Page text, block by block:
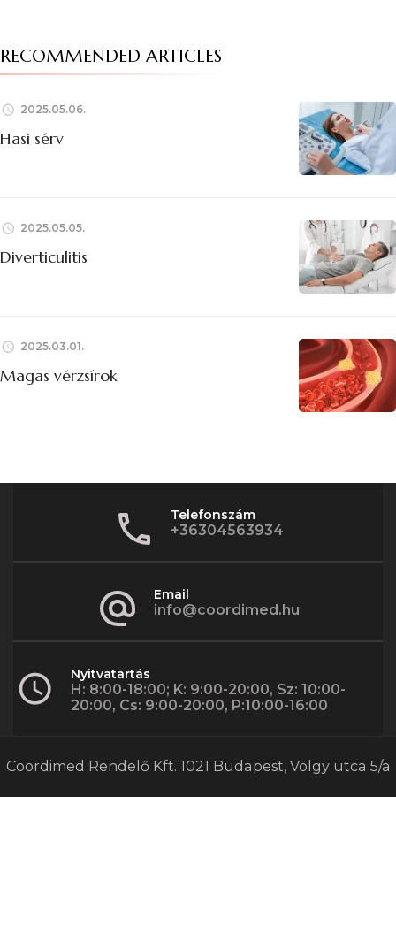
RECOMMENDED ARTICLES
2025.05.06.
Hasi sérv
2025.05.05.
Diverticulitis
2025.03.01.
Magas vérzsírok
Telefonszám
+36304563934
Email
info@coordimed.hu
Nyitvatartás
H: 8:00-18:00; K: 9:00-20:00, Sz: 10:00-
20:00, Cs: 9:00-20:00, P:10:00-16:00
Coordimed Rendelő Kft. 1021 Budapest, Völgy utca 5/a